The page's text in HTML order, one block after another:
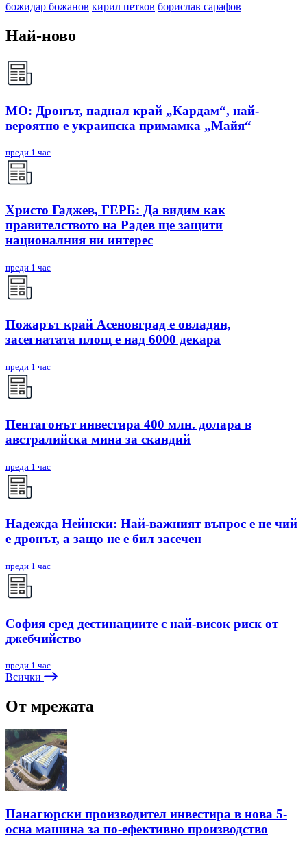
божидар божанов кирил петков борислав сарафов
Най-ново
МО: Дронът, паднал край „Кардам“, най-
вероятно е украинска примамка „Майя“
преди 1 час
Христо Гаджев, ГЕРБ: Да видим как
правителството на Радев ще защити
националния ни интерес
преди 1 час
Пожарът край Асеновград е овладян,
засегнатата площ е над 6000 декара
преди 1 час
Пентагонът инвестира 400 млн. долара в
австралийска мина за скандий
преди 1 час
Надежда Нейнски: Най-важният въпрос е не чий
е дронът, а защо не е бил засечен
преди 1 час
София сред дестинациите с най-висок риск от
джебчийство
преди 1 час
Всички
От мрежата
Панагюрски производител инвестира в нова 5-
осна машина за по-ефективно производство